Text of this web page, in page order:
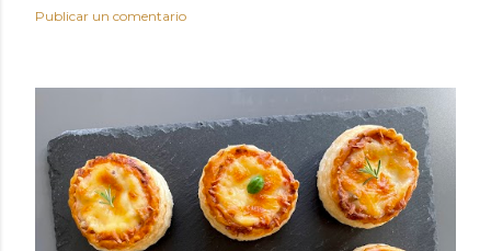
Publicar un comentario